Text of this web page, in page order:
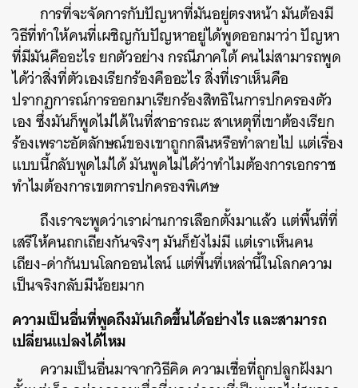
การที่จะจัดการกับปัญหาที่มันอยู่ตรงหน้า มันต้องมี
วิธีที่ทำให้คนที่เผชิญกับปัญหาอยู่ได้พูดออกมาว่า ปัญหา
ที่มีมันคืออะไร ยกตัวอย่าง กรณีภาคใต้ คนไม่สามารถพูด
ได้ว่าสิ่งที่ตัวเองเรียกร้องคืออะไร สิ่งที่เราเห็นคือ
ปรากฏการณ์การออกมาเรียกร้องสิทธิในการปกครองตัว
เอง ซึ่งมันก็พูดไม่ได้ในที่สาธารณะ สาเหตุที่เขาต้องเรียก
ร้องเพราะอัตลักษณ์ของเขาถูกกลืนหรือทำลายไป แต่เรื่อง
แบบนี้กลับพูดไม่ได้ มันพูดไม่ได้ว่าทำไมต้องการเอกราช
ทำไมต้องการเขตการปกครองพิเศษ
ถึงเราจะพูดว่าเราผ่านการเลือกตั้งมาแล้ว แต่พื้นที่ที่
เสรีให้คนถกเถียงกันจริงๆ มันก็ยังไม่มี แต่เราเห็นคน
เถียง-ด่ากันบนโลกออนไลน์ แต่พื้นที่เหล่านี้ในโลกความ
เป็นจริงกลับมีน้อยมาก
ความเป็นอื่นที่พูดถึงมันเกิดขึ้นได้อย่างไร และสามารถ
เปลี่ยนแปลงได้ไหม
ความเป็นอื่นมาจากวิธีคิด ความเชื่อที่ถูกปลูกฝังมา